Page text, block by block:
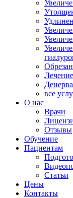
все
О нас
Врачи
Отзывы
Обучение
Пациентам
Статьи
Цены
Контакты